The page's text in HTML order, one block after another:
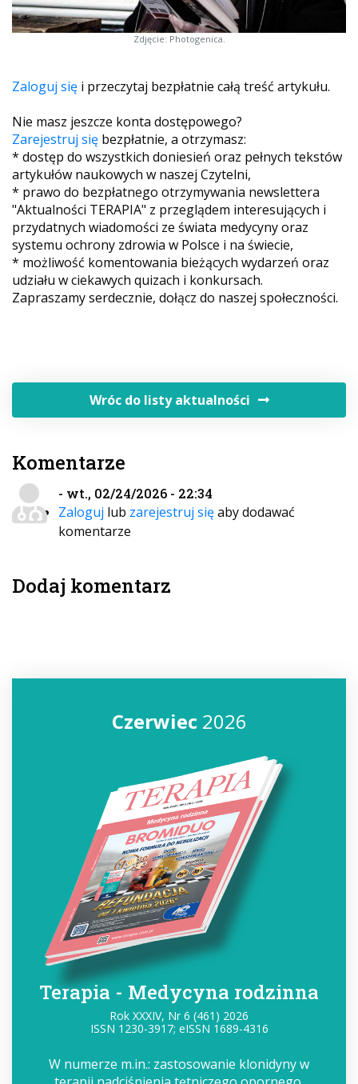
Zdjęcie: Photogenica.
Zaloguj się i przeczytaj bezpłatnie całą treść artykułu.
Nie masz jeszcze konta dostępowego?
Zarejestruj się bezpłatnie, a otrzymasz:
* dostęp do wszystkich doniesień oraz pełnych tekstów
artykułów naukowych w naszej Czytelni,
* prawo do bezpłatnego otrzymywania newslettera
"Aktualności TERAPIA" z przeglądem interesujących i
przydatnych wiadomości ze świata medycyny oraz
systemu ochrony zdrowia w Polsce i na świecie,
* możliwość komentowania bieżących wydarzeń oraz
udziału w ciekawych quizach i konkursach.
Zapraszamy serdecznie, dołącz do naszej społeczności.
Wróc do listy aktualności
Komentarze
- wt., 02/24/2026 - 22:34
Zaloguj lub zarejestruj sięaby dodawać
komentarze
Dodaj komentarz
Czerwiec2026
Terapia - Medycyna rodzinna
Rok XXXIV, Nr 6 (461) 2026
ISSN 1230-3917; eISSN 1689-4316
W numerze m.in.: zastosowanie klonidyny w